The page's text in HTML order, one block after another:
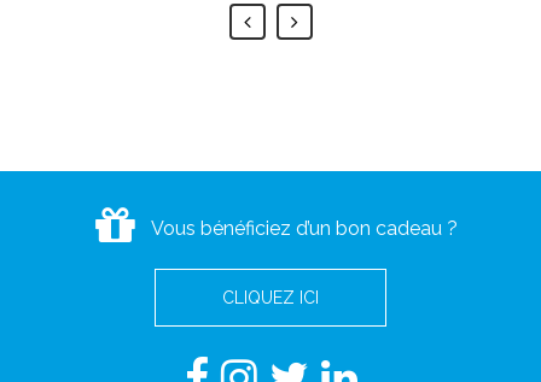
Vous bénéficiez d’un bon cadeau ?
CLIQUEZ ICI